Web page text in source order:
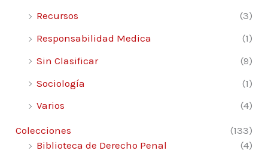
Recursos
(3)
Responsabilidad Medica
(1)
Sin Clasificar
(9)
Sociología
(1)
Varios
(4)
Colecciones
(133)
Biblioteca de Derecho Penal
(4)